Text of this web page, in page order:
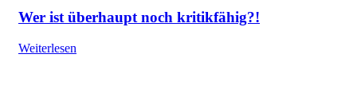
Wer ist überhaupt noch kritikfähig?!
Weiterlesen